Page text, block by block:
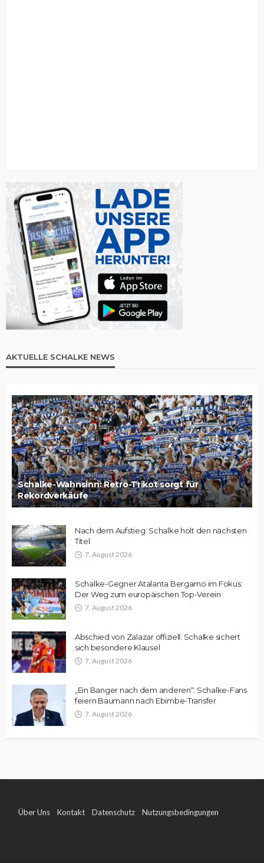
AKTUELLE SCHALKE NEWS
Schalke-Wahnsinn: Retro-Trikot sorgt für
Rekordverkäufe
Nach dem Aufstieg: Schalke holt den nächsten
Titel
7. August 2026
Schalke-Gegner Atalanta Bergamo im Fokus:
Der Weg zum europäischen Top-Verein
7. August 2026
Abschied von Zalazar offiziell: Schalke sichert
sich besondere Klausel
7. August 2026
„Ein Banger nach dem anderen“: Schalke-Fans
feiern Baumann nach Ebimbe-Transfer
7. August 2026
Über Uns Kontakt Datenschutz Nutzungsbedingungen